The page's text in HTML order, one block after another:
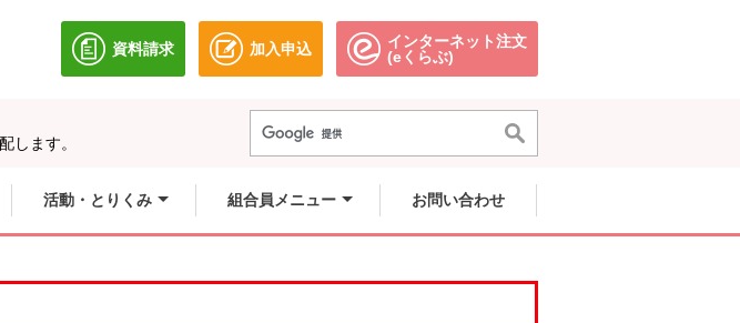
資料請求
別のウィンドウで開きます。
加入申込
別のウィンドウで開きます。
インターネット注文
(eくらぶ)別のウィンドウで開きます。
します。
活動・とりくみ 組合員メニュー お問い合わせ